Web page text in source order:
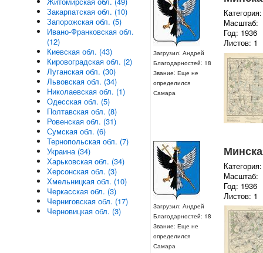
Загрузил: Андрей
Благодарностей: 18
Звание: Еще не
определился
Самара
Масштаб:
Год: 1936
Листов: 1
Загрузил: Андрей
Благодарностей: 18
Звание: Еще не
определился
Самара
Масштаб:
Год: 1936
Листов: 1
Закарпатская обл. (10)
Запорожская обл. (5)
Ивано-Франковская обл.
(12)
Киевская обл. (43)
Кировоградская обл. (2)
Луганская обл. (30)
Львовская обл. (34)
Николаевская обл. (1)
Одесская обл. (5)
Полтавская обл. (8)
Ровенская обл. (31)
Сумская обл. (6)
Тернопольская обл. (7)
Украина (34)
Харьковская обл. (34)
Херсонская обл. (3)
Хмельницкая обл. (10)
Черкасская обл. (3)
Черниговская обл. (17)
Черновицкая обл. (3)